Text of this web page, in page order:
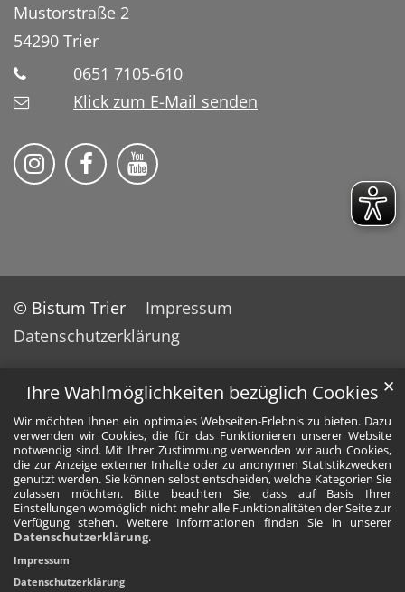
Ihre Wahlmöglichkeiten bezüglich Cookies
Wir möchten Ihnen ein optimales Webseiten-Erlebnis zu bieten. Dazu
verwenden wir Cookies, die für das Funktionieren unserer Website
notwendig sind. Mit Ihrer Zustimmung verwenden wir auch Cookies,
die zur Anzeige externer Inhalte oder zu anonymen Statistikzwecken
genutzt werden. Sie können selbst entscheiden, welche Kategorien Sie
zulassen möchten. Bitte beachten Sie, dass auf Basis Ihrer
Einstellungen womöglich nicht mehr alle Funktionalitäten der Seite zur
Verfügung stehen. Weitere Informationen finden Sie in unserer
Datenschutzerklärung.
✕
Impressum
Datenschutzerklärung
Mustorstraße 2
54290 Trier
0651 7105-610
Klick zum E-Mail senden
Bistum Trier auf Instragram
Bistum Trier auf Facebook
Bistum Trier auf YouTube
© Bistum Trier
Impressum
Datenschutzerklärung